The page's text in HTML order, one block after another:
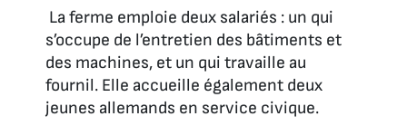
La ferme emploie deux salariés : un qui
s’occupe de l’entretien des bâtiments et
des machines, et un qui travaille au
fournil. Elle accueille également deux
jeunes allemands en service civique.